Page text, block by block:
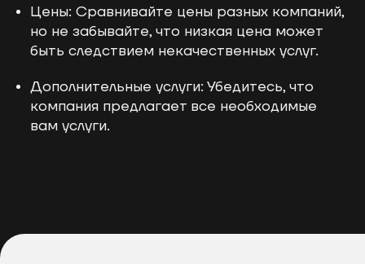
Цены: Сравнивайте цены разных компаний,
но не забывайте, что низкая цена может
быть следствием некачественных услуг.
Дополнительные услуги: Убедитесь, что
компания предлагает все необходимые
вам услуги.